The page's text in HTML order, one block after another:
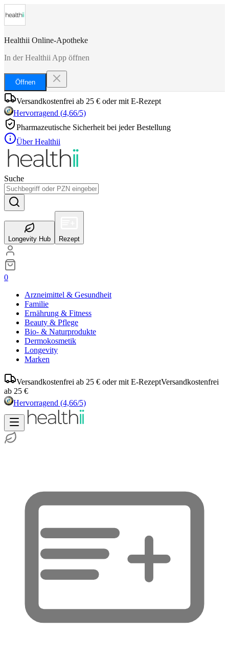
Healthii Online-Apotheke
In der Healthii App öffnen
Öffnen
Versandkostenfrei ab 25 € oder mit E-Rezept
Hervorragend (4,66/5)
Pharmazeutische Sicherheit bei jeder Bestellung
Über Healthii
Suche
Longevity Hub Rezept
0
Arzneimittel & Gesundheit
Familie
Ernährung & Fitness
Beauty & Pflege
Bio- & Naturprodukte
Dermokosmetik
Longevity
Marken
Versandkostenfrei ab 25 € oder mit E-RezeptVersandkostenfrei
ab 25 €
Hervorragend (4,66/5)